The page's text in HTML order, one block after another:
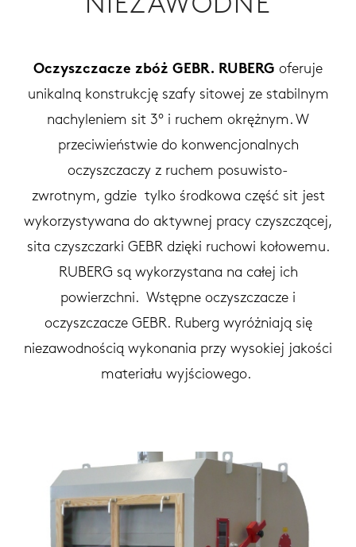
NIEZAWODNE
Oczyszczacze zbóż GEBR. RUBERG oferuje
unikalną konstrukcję szafy sitowej ze stabilnym
nachyleniem sit 3° i ruchem okrężnym. W
przeciwieństwie do konwencjonalnych
oczyszczaczy z ruchem posuwisto-
zwrotnym, gdzie tylko środkowa część sit jest
wykorzystywana do aktywnej pracy czyszczącej,
sita czyszczarki GEBR dzięki ruchowi kołowemu.
RUBERG są wykorzystana na całej ich
powierzchni. Wstępne oczyszczacze i
oczyszczacze GEBR. Ruberg wyróżniają się
niezawodnością wykonania przy wysokiej jakości
materiału wyjściowego.